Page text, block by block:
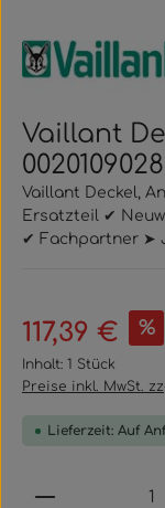
Vaillant
0020109028
Vaillant Deckel,
Ersatzteil ✔
✔ Fachpartner ➤
Verkaufspreis:
117,39 € %
Inhalt: 1 Stück
Preise inkl. MwSt.
Lieferzeit: Auf
Produkt